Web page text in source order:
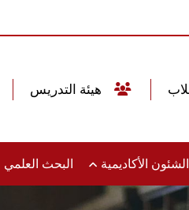
الشئون الأكاديمية البحث العلمي